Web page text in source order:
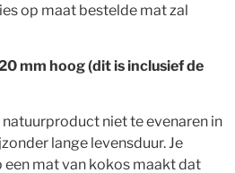
op maat bestelde mat zal
mm hoog (dit is inclusief de
niet te evenaren in
lange levensduur. Je
mat van kokos maakt dat